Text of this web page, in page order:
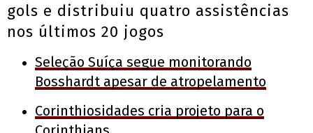
gols e distribuiu quatro assistências
nos últimos 20 jogos
Seleção Suíça segue monitorando
Bosshardt apesar de atropelamento
Corinthiosidades cria projeto para o